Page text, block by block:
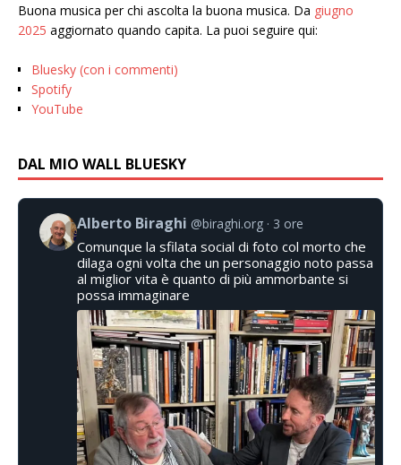
Buona musica per chi ascolta la buona musica. Da giugno
2025 aggiornato quando capita. La puoi seguire qui:
Bluesky (con i commenti)
Spotify
YouTube
DAL MIO WALL BLUESKY
Alberto Biraghi @biraghi.org 3 ore
Comunque la sfilata social di foto col morto che
dilaga ogni volta che un personaggio noto passa
al miglior vita è quanto di più ammorbante si
possa immaginare